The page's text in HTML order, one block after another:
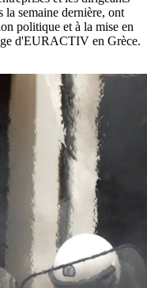
la semaine dernière, ont
politique et à la mise en
d'EURACTIV en Grèce.